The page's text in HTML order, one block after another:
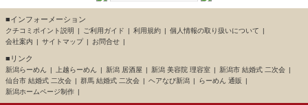
■インフォーメーション
クチコミポイント説明 ご利用ガイド 利用規約
個人情報の取り扱いについて
会社案内
サイトマップ お問合せ
■リンク
新潟らーめん 上越らーめん 新潟 居酒屋 新潟 美容院 理容室
新潟市 結婚式 二次会
仙台市 結婚式 二次会
群馬 結婚式 二次会 ヘアなび新潟
らーめん 通販
新潟ホームページ制作